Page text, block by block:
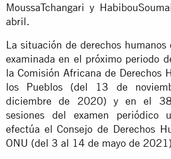
MoussaTchangari y
abril.
La situación de derechos humanos
examinada en el próximo periodo
la Comisión Africana de Derechos
los Pueblos (del 13 de
diciembre de 2020) y en el
sesiones del examen periódico
efectúa el Consejo de Derechos
ONU (del 3 al 14 de mayo de